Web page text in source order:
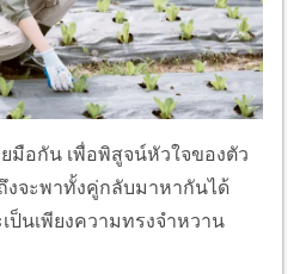
มือกัน เพื่อพิสูจน์หัวใจของตัว
จะพาทั้งคู่กลับมาหากันได้
ป็นเพียงความทรงจำหวาน